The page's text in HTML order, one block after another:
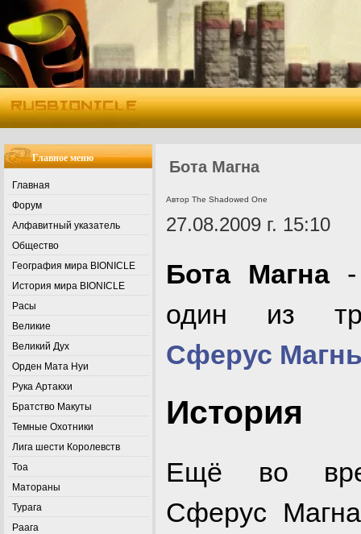
Главное меню
Главная
Форум
Алфавитный указатель
Общество
География мира BIONICLE
История мира BIONICLE
Расы
Великие
Великий Дух
Орден Мата Нуи
Рука Артакхи
Братство Макуты
Темные Охотники
Лига шести Королевств
Тоа
Матораны
Турага
Раага
Бота Магна
Автор The Shadowed One
27.08.2009 г. 15:10
Бота Магна-
один из
Сферус
История
Ещё во
Сферус